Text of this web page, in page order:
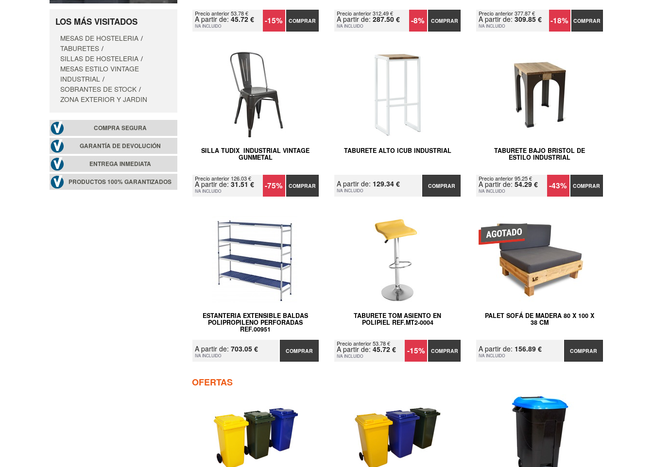
LOS MÁS VISITADOS
MESAS DE HOSTELERIA
TABURETES
SILLAS DE HOSTELERIA
MESAS ESTILO VINTAGE
INDUSTRIAL
SOBRANTES DE STOCK
ZONA EXTERIOR Y JARDIN
COMPRA SEGURA
GARANTÍA DE DEVOLUCIÓN
ENTREGA INMEDIATA
PRODUCTOS 100% GARANTIZADOS
Precio anterior 53.78 €
A partir de: 45.72 €
IVA INCLUIDO -15% COMPRAR
Precio anterior 312.49 €
A partir de: 287.50 €
IVA INCLUIDO -8% COMPRAR
Precio anterior 377.87 €
A partir de:309.85 €
IVA INCLUIDO -18% COMPRAR
SILLA TUDIX INDUSTRIAL VINTAGE
GUNMETAL
Precio anterior 126.03 €
A partir de: 31.51 €
IVA INCLUIDO -75% COMPRAR
TABURETE ALTO ICUB INDUSTRIAL
A partir de: 129.34 €
IVA INCLUIDO
COMPRAR
TABURETE BAJO BRISTOL DE
ESTILO INDUSTRIAL
Precio anterior 95.25 €
A partir de:54.29 €
IVA INCLUIDO -43% COMPRAR
ESTANTERIA EXTENSIBLE BALDAS
POLIPROPILENO PERFORADAS
REF.00951
A partir de: 703.05 €
IVA INCLUIDO
COMPRAR
TABURETE TOM ASIENTO EN
POLIPIEL REF.MT2-0004
Precio anterior 53.78 €
A partir de: 45.72 €
IVA INCLUIDO -15% COMPRAR
PALET SOFÁ DE MADERA 80 X 100 X
38 CM
A partir de: 156.89 €
IVA INCLUIDO
COMPRAR
OFERTAS